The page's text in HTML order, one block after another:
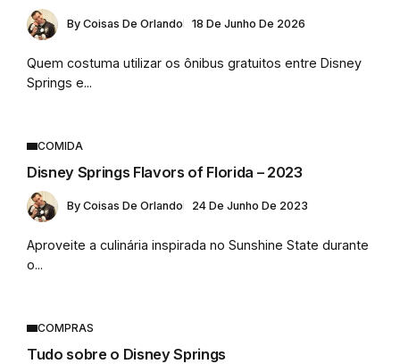
By Coisas De Orlando 18 De Junho De 2026
Quem costuma utilizar os ônibus gratuitos entre Disney
Springs e...
COMIDA
Disney Springs Flavors of Florida – 2023
By Coisas De Orlando 24 De Junho De 2023
Aproveite a culinária inspirada no Sunshine State durante
o...
COMPRAS
Tudo sobre o Disney Springs